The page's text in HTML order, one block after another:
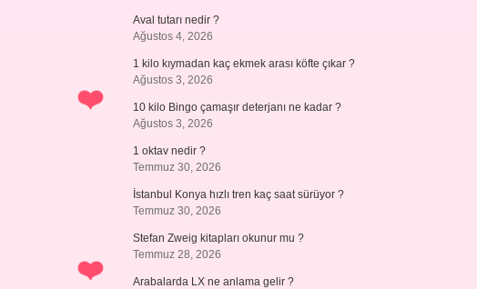
Aval tutarı nedir ?
Ağustos 4, 2026
1 kilo kıymadan kaç ekmek arası köfte çıkar ?
Ağustos 3, 2026
10 kilo Bingo çamaşır deterjanı ne kadar ?
Ağustos 3, 2026
1 oktav nedir ?
Temmuz 30, 2026
İstanbul Konya hızlı tren kaç saat sürüyor ?
Temmuz 30, 2026
Stefan Zweig kitapları okunur mu ?
Temmuz 28, 2026
Arabalarda LX ne anlama gelir ?